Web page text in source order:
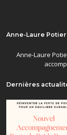
Anne-Laure Potier
Anne-Laure
Dernières